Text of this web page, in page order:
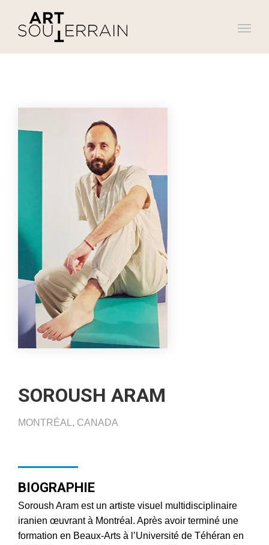
SOROUSH ARAM
MONTRÉAL, CANADA
BIOGRAPHIE
Soroush Aram est un artiste visuel multidisciplinaire
iranien œuvrant à Montréal. Après avoir terminé une
formation en Beaux-Arts à l’Université de Téhéran en